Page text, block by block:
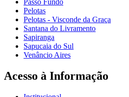
Passo Fundo
Pelotas
Pelotas - Visconde da Graça
Santana do Livramento
Sapiranga
Sapucaia do Sul
Venâncio Aires
Acesso à Informação